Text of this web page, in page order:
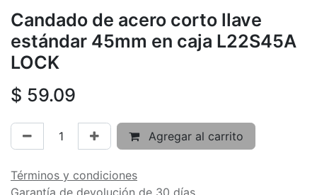
Candado de acero corto llave
estándar 45mm en caja L22S45A
LOCK
$ 59.09
Agregar al carrito
Términos y condiciones
Garantía de devolución de 30 días